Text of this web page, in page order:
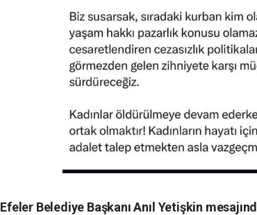
Efeler Belediye Başkanı Anıl Yetişkin